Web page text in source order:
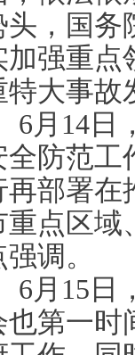
头，国务
加强重点
特大事故
6月14日
全防范工
再部署在
重点区域
强调。
6月15日
也第一时